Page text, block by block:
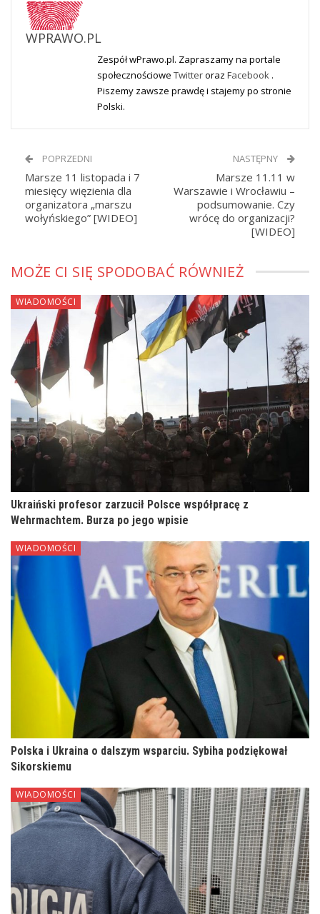
WPRAWO.PL
Zespół wPrawo.pl. Zapraszamy na portale
społecznościowe Twitteroraz Facebook .
Piszemy zawsze prawdę i stajemy po stronie
Polski.
POPRZEDNI
Marsze 11 listopada i 7
miesięcy więzienia dla
organizatora „marszu
wołyńskiego” [WIDEO]
NASTĘPNY
Marsze 11.11 w
Warszawie i Wrocławiu –
podsumowanie. Czy
wrócę do organizacji?
[WIDEO]
MOŻE CI SIĘ SPODOBAĆ RÓWNIEŻ
WIADOMOŚCI
Ukraiński profesor zarzucił Polsce współpracę z
Wehrmachtem. Burza po jego wpisie
WIADOMOŚCI
Polska i Ukraina o dalszym wsparciu. Sybiha podziękował
Sikorskiemu
WIADOMOŚCI